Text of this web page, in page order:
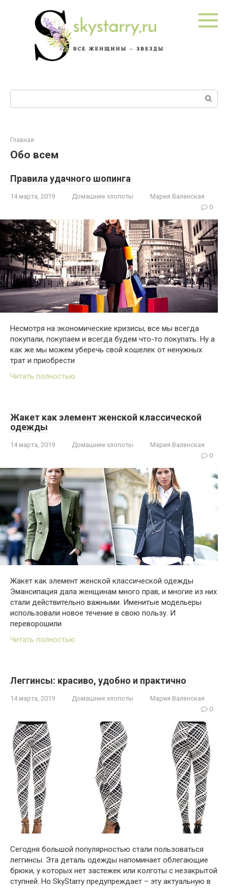
Поиск:
Главная
Обо всем
Правила удачного шопинга
14 марта, 2019 Домашние хлопоты
Мария Валенская
0
Несмотря на экономические кризисы, все мы всегда
покупали, покупаем и всегда будем что-то покупать. Ну а
как же мы можем уберечь свой кошелек от ненужных
трат и приобрести
Читать полностью
Жакет как элемент женской классической
одежды
14 марта, 2019 Домашние хлопоты
Мария Валенская
0
Жакет как элемент женской классической одежды
Эмансипация дала женщинам много прав, и многие из них
стали действительно важными. Именитые модельеры
использовали новое течение в свою пользу. И
переворошили
Читать полностью
Леггинсы: красиво, удобно и практично
14 марта, 2019 Домашние хлопоты
Мария Валенская
0
Сегодня большой популярностью стали пользоваться
леггинсы. Эта деталь одежды напоминает облегающие
брюки, у которых нет застежек или колготы с незакрытой
ступней. Но SkyStarry предупреждает – эту актуальную в